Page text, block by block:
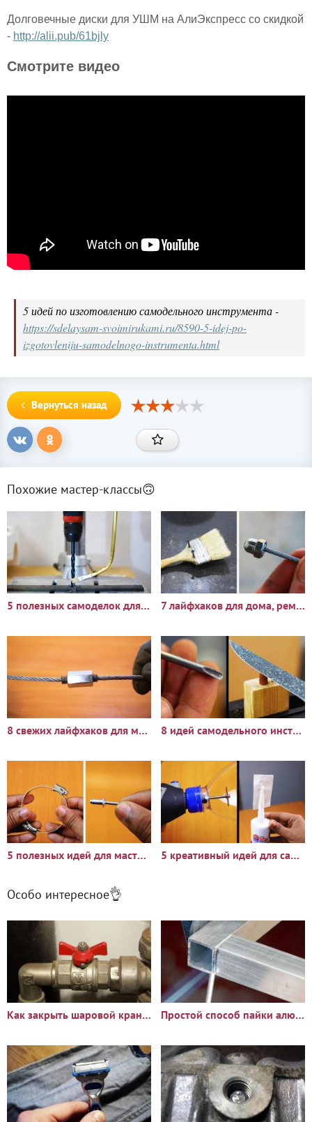
Долговечные диски для УШМ на АлиЭкспресс со скидкой
- http://alii.pub/61bjly
Смотрите видео
5 идей по изготовлению самодельного инструмента -
https://sdelaysam-svoimirukami.ru/8590-5-idej-po-
izgotovleniju-samodelnogo-instrumenta.html
Вернуться назад
Похожие мастер-классы🙃
5 полезных самоделок для вашей мастерской 7 лайфхаков для дома, ремонта и мастерской
8 свежих лайфхаков для мастерской и гаража 8 идей самодельного инструмента для мастерской
5 полезных идей для мастерской 5 креативный идей для самодельщика
Особо интересное👌
Как закрыть шаровой кран, если он заклинил Простой способ пайки алюминия